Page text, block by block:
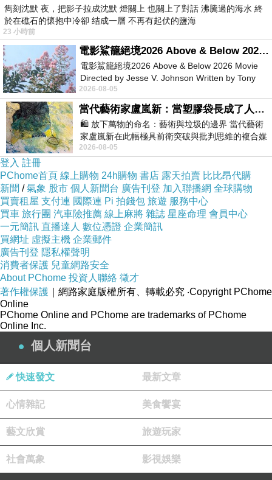
其他價格的部份及細節 →寫在這邊←！
有興趣的話就連進去看看囉！
↓↓↓限量特惠的優惠按鈕↓↓↓
【 BiBa百變-口袋三明治機/烤麵包機/烤肉機1
台+贈奈米清潔巾2條" 】
●可作三明治、烤麵包、烤肉多用途，美味輕食
輕鬆上桌
●三明治吐司夾邊不掉餡，2分鐘快速完成
●獨特自動彈開，可使內餡增量，更豐富好吃
●過熱保護設計，安全有保障
禮物●通過國家安規商檢，及SGS檢測，使用安
心
雋刻沈默 夜，把影子拉成沈默 燈關上 也關上了對話 沸騰過的海水 終
於在礁石的懷抱中冷卻 结成一層 不再有起伏的鹽海
23 小時前
電影鯊籠絕境2026 Above & Below 2026 Movie
電影鯊籠絕境2026 Above & Below 2026 Movie
Directed by Jesse V. Johnson Written by Tony
Giordano Starring Laura Maran
2026-08-05
當代藝術家盧嵐新：當塑膠袋長成了人的模樣，我們的目光是否學會了放下偏見？
🛍️ 放下萬物的命名：藝術與垃圾的邊界 當代藝術
家盧嵐新在此幅極具前衛突破與批判思維的複合媒
材新作中，直接將被大眾定義為廢棄物
2026-08-05
登入 註冊
PChome首頁 線上購物 24h購物 書店 露天拍賣 比比昂代購
新聞 /氣象 股市 個人新聞台 廣告刊登 加入聯播網 全球購物
買賣租屋 支付連 國際連 Pi 拍錢包 旅遊 服務中心
買車 旅行團 汽車險推薦 線上麻將 雜誌 星座命理 會員中心
一元簡訊 直播達人 數位憑證 企業簡訊
買網址 虛擬主機 企業郵件
廣告刊登 隱私權聲明
消費者保護 兒童網路安全
About PChome 投資人聯絡 徵才
著作權保護 ｜網路家庭版權所有、轉載必究 ‧Copyright PChome
Online
PChome Online and PChome are trademarks of PChome
Online Inc.
個人新聞台
快速發文 最新文章
心情雜記 美食饗宴
藝文欣賞 旅遊玩家
社會萬象 影視娛樂